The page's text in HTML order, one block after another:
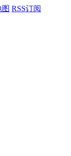
图 RSS订阅